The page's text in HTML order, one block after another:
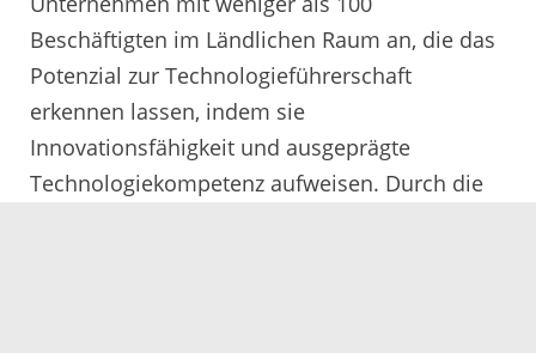
Beschäftigten im Ländlichen Raum an, die das
Potenzial zur Technologieführerschaft
erkennen lassen, indem sie
Innovationsfähigkeit und ausgeprägte
Technologiekompetenz aufweisen. Durch die